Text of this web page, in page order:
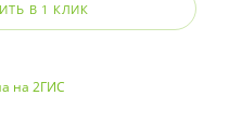
В 1 КЛИК
на 2ГИС